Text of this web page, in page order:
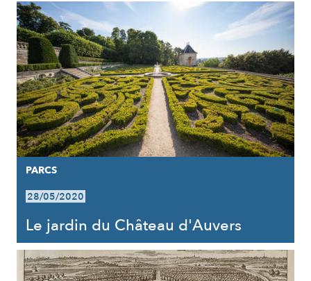
PARCS
28/05/2020
Le jardin du Château d'Auvers